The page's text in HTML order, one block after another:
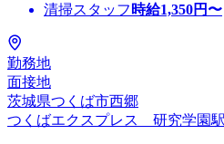
清掃スタッフ 時給1,350円〜
勤務地
面接地
茨城県つくば市西郷
つくばエクスプレス 研究学園